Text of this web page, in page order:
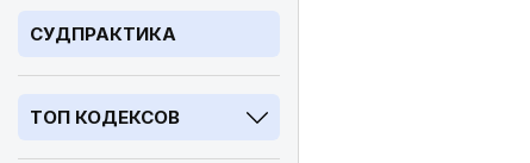
СУДПРАКТИКА
ТОП КОДЕКСОВ